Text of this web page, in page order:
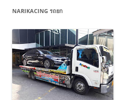
NARIKACING รถยก